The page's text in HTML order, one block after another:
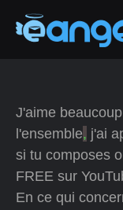
J'aime
l'ensemble, j'ai
si tu composes
FREE sur
En ce qui